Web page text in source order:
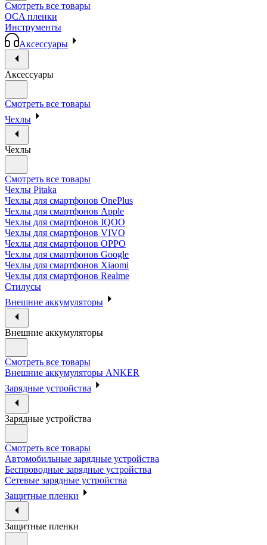
Смотреть все товары
OCA пленки
Инструменты
Аксессуары
Аксессуары
Смотреть все товары
Чехлы
Чехлы
Смотреть все товары
Чехлы Pitaka
Чехлы для смартфонов OnePlus
Чехлы для смартфонов Apple
Чехлы для смартфонов IQOO
Чехлы для смартфонов VIVO
Чехлы для смартфонов OPPO
Чехлы для смартфонов Google
Чехлы для смартфонов Xiaomi
Чехлы для смартфонов Realme
Стилусы
Внешние аккумуляторы
Внешние аккумуляторы
Смотреть все товары
Внешние аккумуляторы ANKER
Зарядные устройства
Зарядные устройства
Смотреть все товары
Автомобильные зарядные устройства
Беспроводные зарядные устройства
Сетевые зарядные устройства
Защитные пленки
Защитные пленки